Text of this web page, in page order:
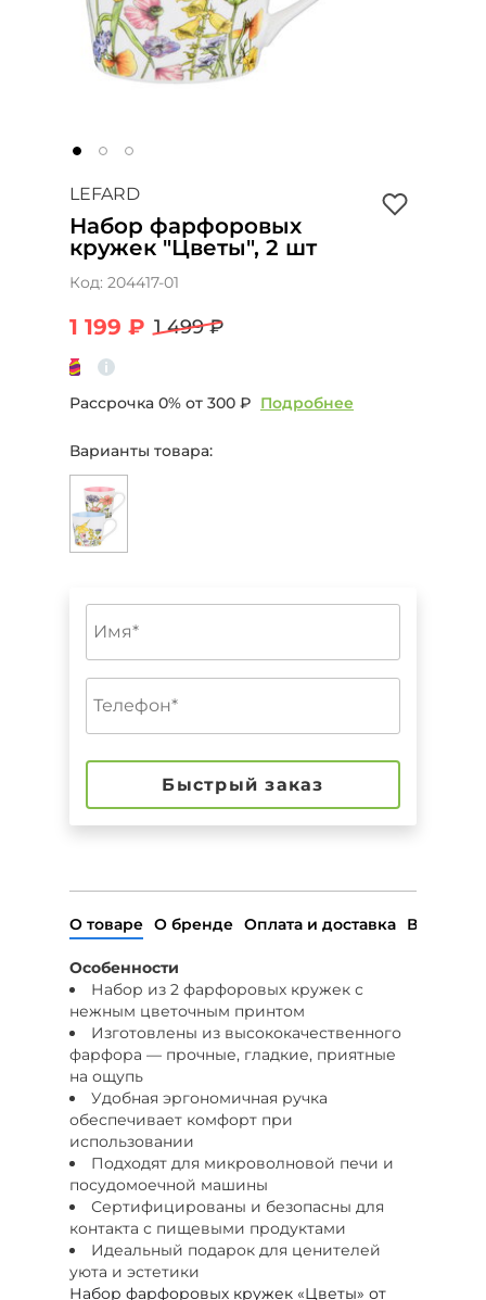
LEFARD
Набор фарфоровых
кружек "Цветы", 2 шт
Код: 204417-01
1 199 ₽ 1 499 ₽
Рассрочка 0% от 300 ₽ Подробнее
Варианты товара:
Быстрый заказ
О товаре О бренде Оплата и доставка Возврат
Особенности
Набор из 2 фарфоровых кружек с
нежным цветочным принтом
Изготовлены из высококачественного
фарфора — прочные, гладкие, приятные
на ощупь
Удобная эргономичная ручка
обеспечивает комфорт при
использовании
Подходят для микроволновой печи и
посудомоечной машины
Сертифицированы и безопасны для
контакта с пищевыми продуктами
Идеальный подарок для ценителей
уюта и эстетики
Набор фарфоровых кружек «Цветы» от